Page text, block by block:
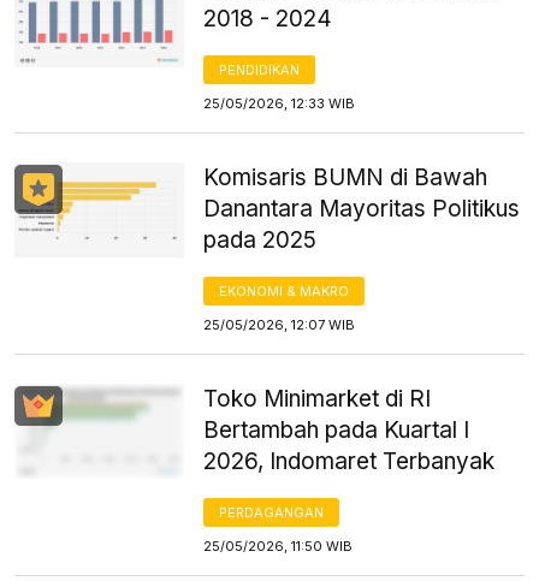
2018 - 2024
PENDIDIKAN
25/05/2026, 12:33 WIB
Komisaris BUMN di Bawah
Danantara Mayoritas Politikus
pada 2025
EKONOMI & MAKRO
25/05/2026, 12:07 WIB
Toko Minimarket di RI
Bertambah pada Kuartal I
2026, Indomaret Terbanyak
PERDAGANGAN
25/05/2026, 11:50 WIB